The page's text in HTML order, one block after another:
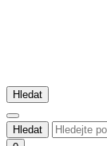
Hledat
Hledat